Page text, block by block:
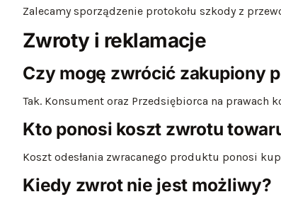
Zalecamy sporządzenie protokołu szkody z
Zwroty i reklamacje
Czy mogę zwrócić zakupiony
Tak. Konsument oraz Przedsiębiorca na
Kto ponosi koszt zwrotu
Koszt odesłania zwracanego produktu ponosi
Kiedy zwrot nie jest możliwy?